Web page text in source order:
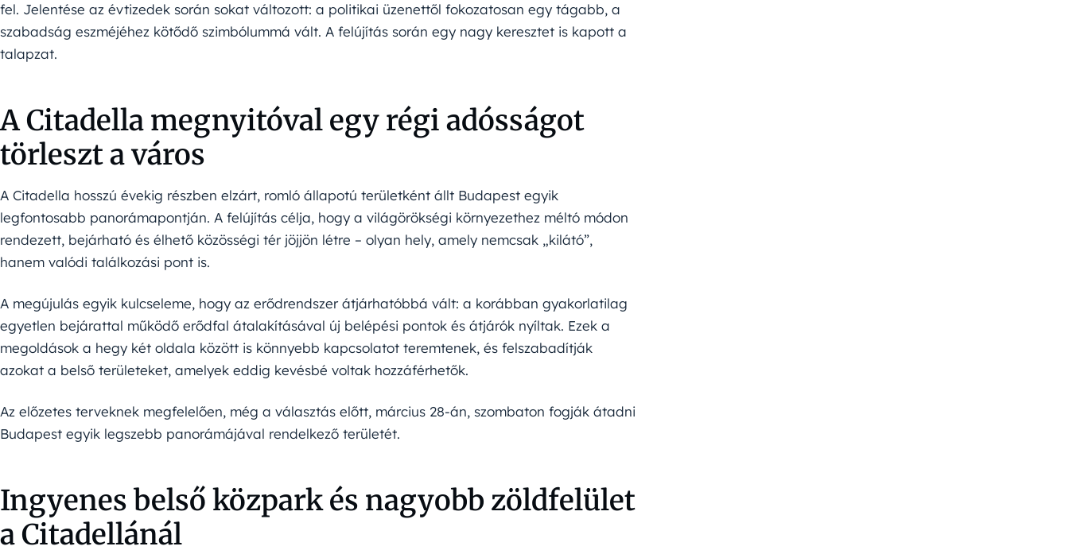
fel. Jelentése az évtizedek során sokat változott: a politikai üzenettől fokozatosan egy tágabb, a
szabadság eszméjéhez kötődő szimbólummá vált. A felújítás során egy nagy keresztet is kapott a
talapzat.
A Citadella megnyitóval egy régi adósságot
törleszt a város
A Citadella hosszú évekig részben elzárt, romló állapotú területként állt Budapest egyik
legfontosabb panorámapontján. A felújítás célja, hogy a világörökségi környezethez méltó módon
rendezett, bejárható és élhető közösségi tér jöjjön létre – olyan hely, amely nemcsak „kilátó”,
hanem valódi találkozási pont is.
A megújulás egyik kulcseleme, hogy az erődrendszer átjárhatóbbá vált: a korábban gyakorlatilag
egyetlen bejárattal működő erődfal átalakításával új belépési pontok és átjárók nyíltak. Ezek a
megoldások a hegy két oldala között is könnyebb kapcsolatot teremtenek, és felszabadítják
azokat a belső területeket, amelyek eddig kevésbé voltak hozzáférhetők.
Az előzetes terveknek megfelelően, még a választás előtt, március 28-án, szombaton fogják átadni
Budapest egyik legszebb panorámájával rendelkező területét.
Ingyenes belső közpark és nagyobb zöldfelület
a Citadellánál